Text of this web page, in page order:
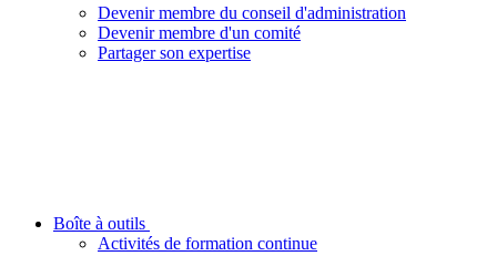
Devenir membre du conseil d'administration
Devenir membre d'un comité
Partager son expertise
Boîte à outils
Activités de formation continue